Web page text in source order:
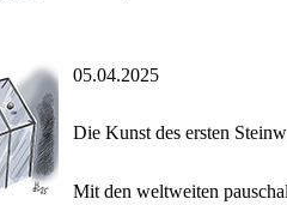
05.04.2025
Die Kunst des ersten
Mit den weltweiten